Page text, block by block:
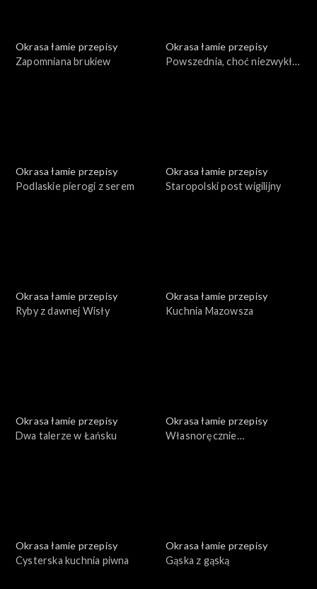
Okrasa łamie przepisy
Zapomniana brukiew
Okrasa łamie przepisy
Powszednia, choć niezwykła
Okrasa łamie przepisy
Podlaskie pierogi z serem
Okrasa łamie przepisy
Staropolski post wigilijny
Okrasa łamie przepisy
Ryby z dawnej Wisły
Okrasa łamie przepisy
Kuchnia Mazowsza
Okrasa łamie przepisy
Dwa talerze w Łańsku
Okrasa łamie przepisy
Własnoręcznie
Okrasa łamie przepisy
Cysterska kuchnia piwna
Okrasa łamie przepisy
Gąska z gąską